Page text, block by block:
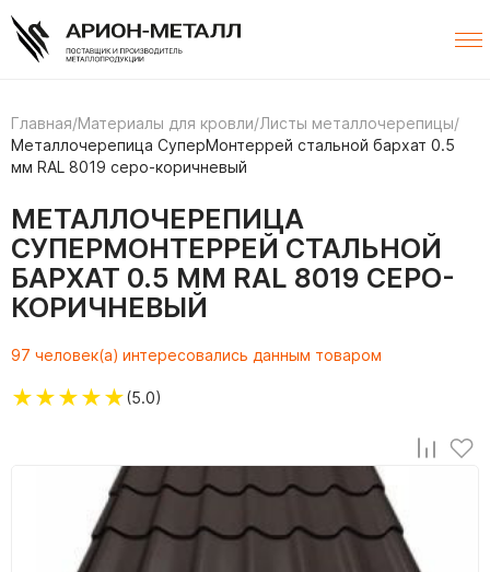
Главная/Материалы для кровли/Листы металлочерепицы/
Металлочерепица СуперМонтеррей стальной бархат 0.5
мм RAL 8019 серо-коричневый
МЕТАЛЛОЧЕРЕПИЦА
СУПЕРМОНТЕРРЕЙ СТАЛЬНОЙ
БАРХАТ 0.5 ММ RAL 8019 СЕРО-
КОРИЧНЕВЫЙ
97 человек(а) интересовались данным товаром
★★★★★(5.0)